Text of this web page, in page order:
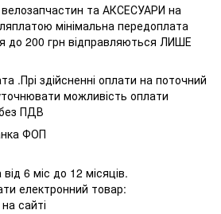
велозапчастин та АКСЕСУАРИ на
мінімальна передоплата
до 200 грн відправляються ЛИШЕ
.Прі здійсненні оплати на поточний
можливість оплати
ПДВ
ФОП
6 міс до 12 місяців.
електронний товар:
сайті